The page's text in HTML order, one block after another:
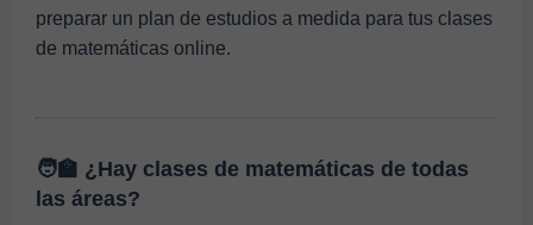
preparar un plan de estudios a medida para tus clases
de matemáticas online.
🧑‍🏫 ¿Hay clases de matemáticas de todas
las áreas?